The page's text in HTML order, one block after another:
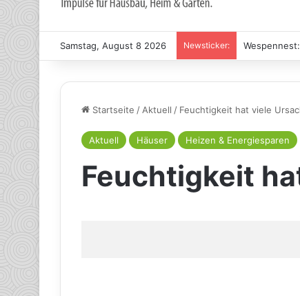
Samstag, August 8 2026 Newsticker: Holz
Startseite /Aktuell / Feuchtigkeit hat viele
Aktuell Häuser Heizen & Energiesparen
Feuchtigkeit